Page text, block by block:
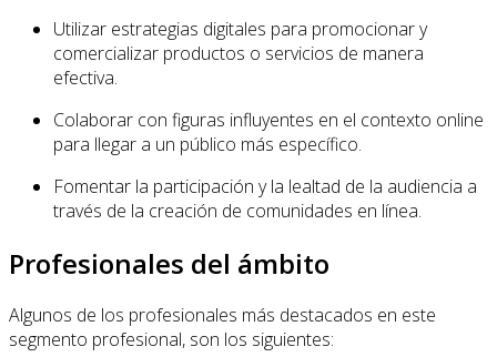
Utilizar estrategias digitales para promocionar y
comercializar productos o servicios de manera
efectiva.
Colaborar con figuras influyentes en el contexto online
para llegar a un público más específico.
Fomentar la participación y la lealtad de la audiencia a
través de la creación de comunidades en línea.
Profesionales del ámbito
Algunos de los profesionales más destacados en este
segmento profesional, son los siguientes: